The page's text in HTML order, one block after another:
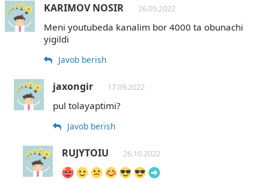
KARIMOV NOSIR 26.05.2022
Meni youtubeda kanalim bor 4000 ta obunachi
yigildi
Javob berish
jaxongir 17.09.2022
pul tolayaptimi?
Javob berish
RUJYTOIU 26.10.2022